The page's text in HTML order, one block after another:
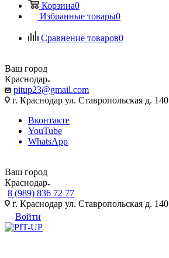
Корзина0
Избранные товары0
Сравнение товаров0
Ваш город
Краснодар
pitup23@gmail.com
г. Краснодар ул. Ставропольская д. 140
Вконтакте
YouTube
WhatsApp
Ваш город
Краснодар
8 (989) 836 72 77
г. Краснодар ул. Ставропольская д. 140
Войти